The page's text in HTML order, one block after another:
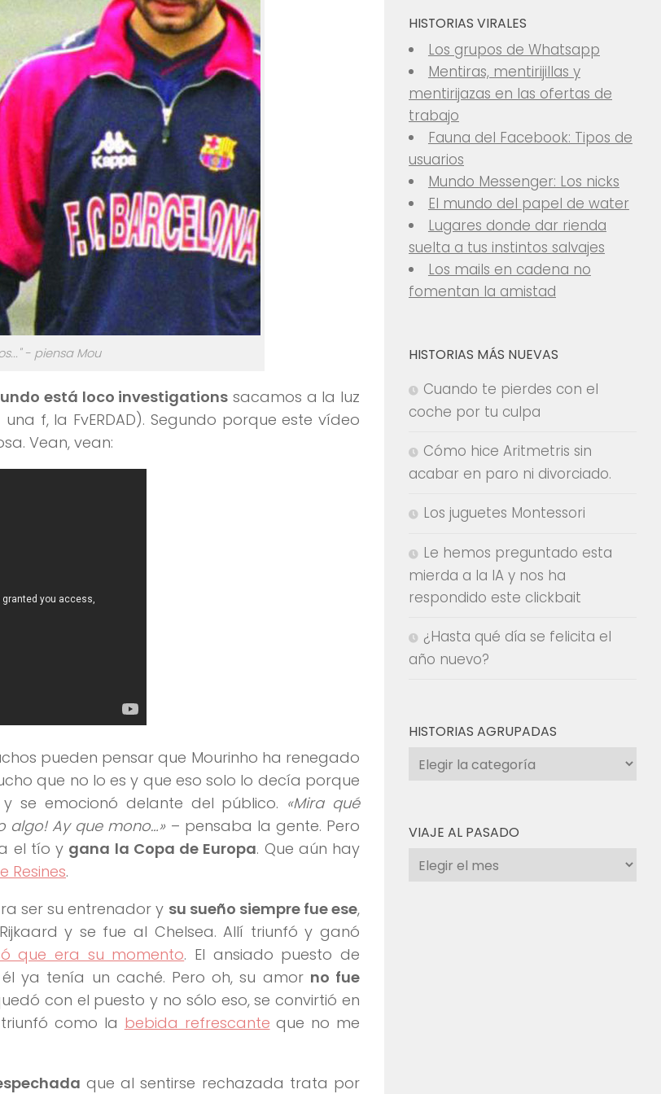
- piensa Mou
está loco investigations sacamos a la luz
f, la FvERDAD). Segundo porque este vídeo
Vean, vean:
pueden pensar que Mourinho ha renegado
que no lo es y que eso solo lo decía porque
se emocionó delante del público. «Mira qué
algo! Ay que mono…»– pensaba la gente. Pero
el tío y gana la Copa de Europa. Que aún hay
Resines.
ser su entrenador y su sueño siempre fue ese,
y se fue al Chelsea. Allí triunfó y ganó
que era su momento. El ansiado puesto de
ya tenía un caché. Pero oh, su amor no fue
con el puesto y no sólo eso, se convirtió en
como la bebida refrescante que no me
que al sentirse rechazada trata por
HISTORIAS VIRALES
Los grupos de Whatsapp
Mentiras, mentirijillas y
mentirijazas en las ofertas de
trabajo
Fauna del Facebook: Tipos de
usuarios
Mundo Messenger: Los nicks
El mundo del papel de water
Lugares donde dar rienda
suelta a tus instintos salvajes
Los mails en cadena no
fomentan la amistad
HISTORIAS MÁS NUEVAS
Cuando te pierdes con el
coche por tu culpa
Cómo hice Aritmetris sin
acabar en paro ni divorciado.
Los juguetes Montessori
Le hemos preguntado esta
mierda a la IA y nos ha
respondido este clickbait
¿Hasta qué día se felicita el
año nuevo?
HISTORIAS AGRUPADAS
Historias
agrupadas
VIAJE AL PASADO
Viaje